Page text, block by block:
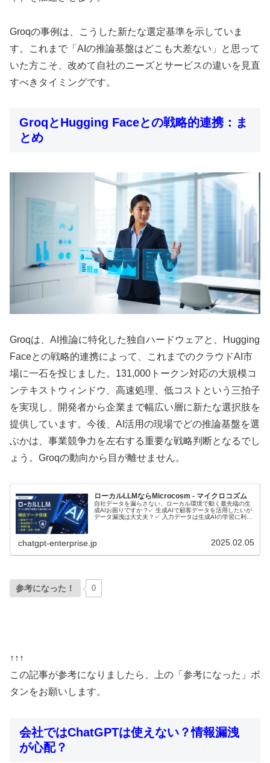
Groqの事例は、こうした新たな選定基準を示していま
す。これまで「AIの推論基盤はどこも大差ない」と思って
いた方こそ、改めて自社のニーズとサービスの違いを見直
すべきタイミングです。
GroqとHugging Faceとの戦略的連携：ま
とめ
Groqは、AI推論に特化した独自ハードウェアと、Hugging
Faceとの戦略的連携によって、これまでのクラウドAI市
場に一石を投じました。131,000トークン対応の大規模コ
ンテキストウィンドウ、高速処理、低コストという三拍子
を実現し、開発者から企業まで幅広い層に新たな選択肢を
提供しています。今後、AI活用の現場でどの推論基盤を選
ぶかは、事業競争力を左右する重要な戦略判断となるでし
ょう。Groqの動向から目が離せません。
ローカルLLMならMicrocosm - マイクロコズム
自社データを漏らさない、ローカル環境で動く最先端の生
成AIお困りですか ?✓ 生成AIで顧客データを活用したいが
データ漏洩は大丈夫？✓ 入力データは生成AIの学習に利用
chatgpt-enterprise.jp 2025.02.05
参考になった！ 0
↑↑↑
この記事が参考になりましたら、上の「参考になった」ボ
タンをお願いします。
会社ではChatGPTは使えない？情報漏洩
が心配？